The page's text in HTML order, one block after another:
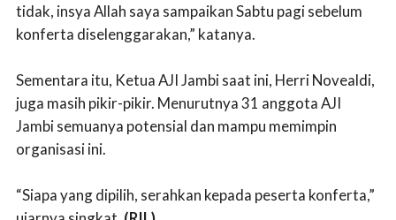
tidak, insya Allah saya sampaikan Sabtu pagi sebelum
konferta diselenggarakan,” katanya.
Sementara itu, Ketua AJI Jambi saat ini, Herri Novealdi,
juga masih pikir-pikir. Menurutnya 31 anggota AJI
Jambi semuanya potensial dan mampu memimpin
organisasi ini.
“Siapa yang dipilih, serahkan kepada peserta konferta,”